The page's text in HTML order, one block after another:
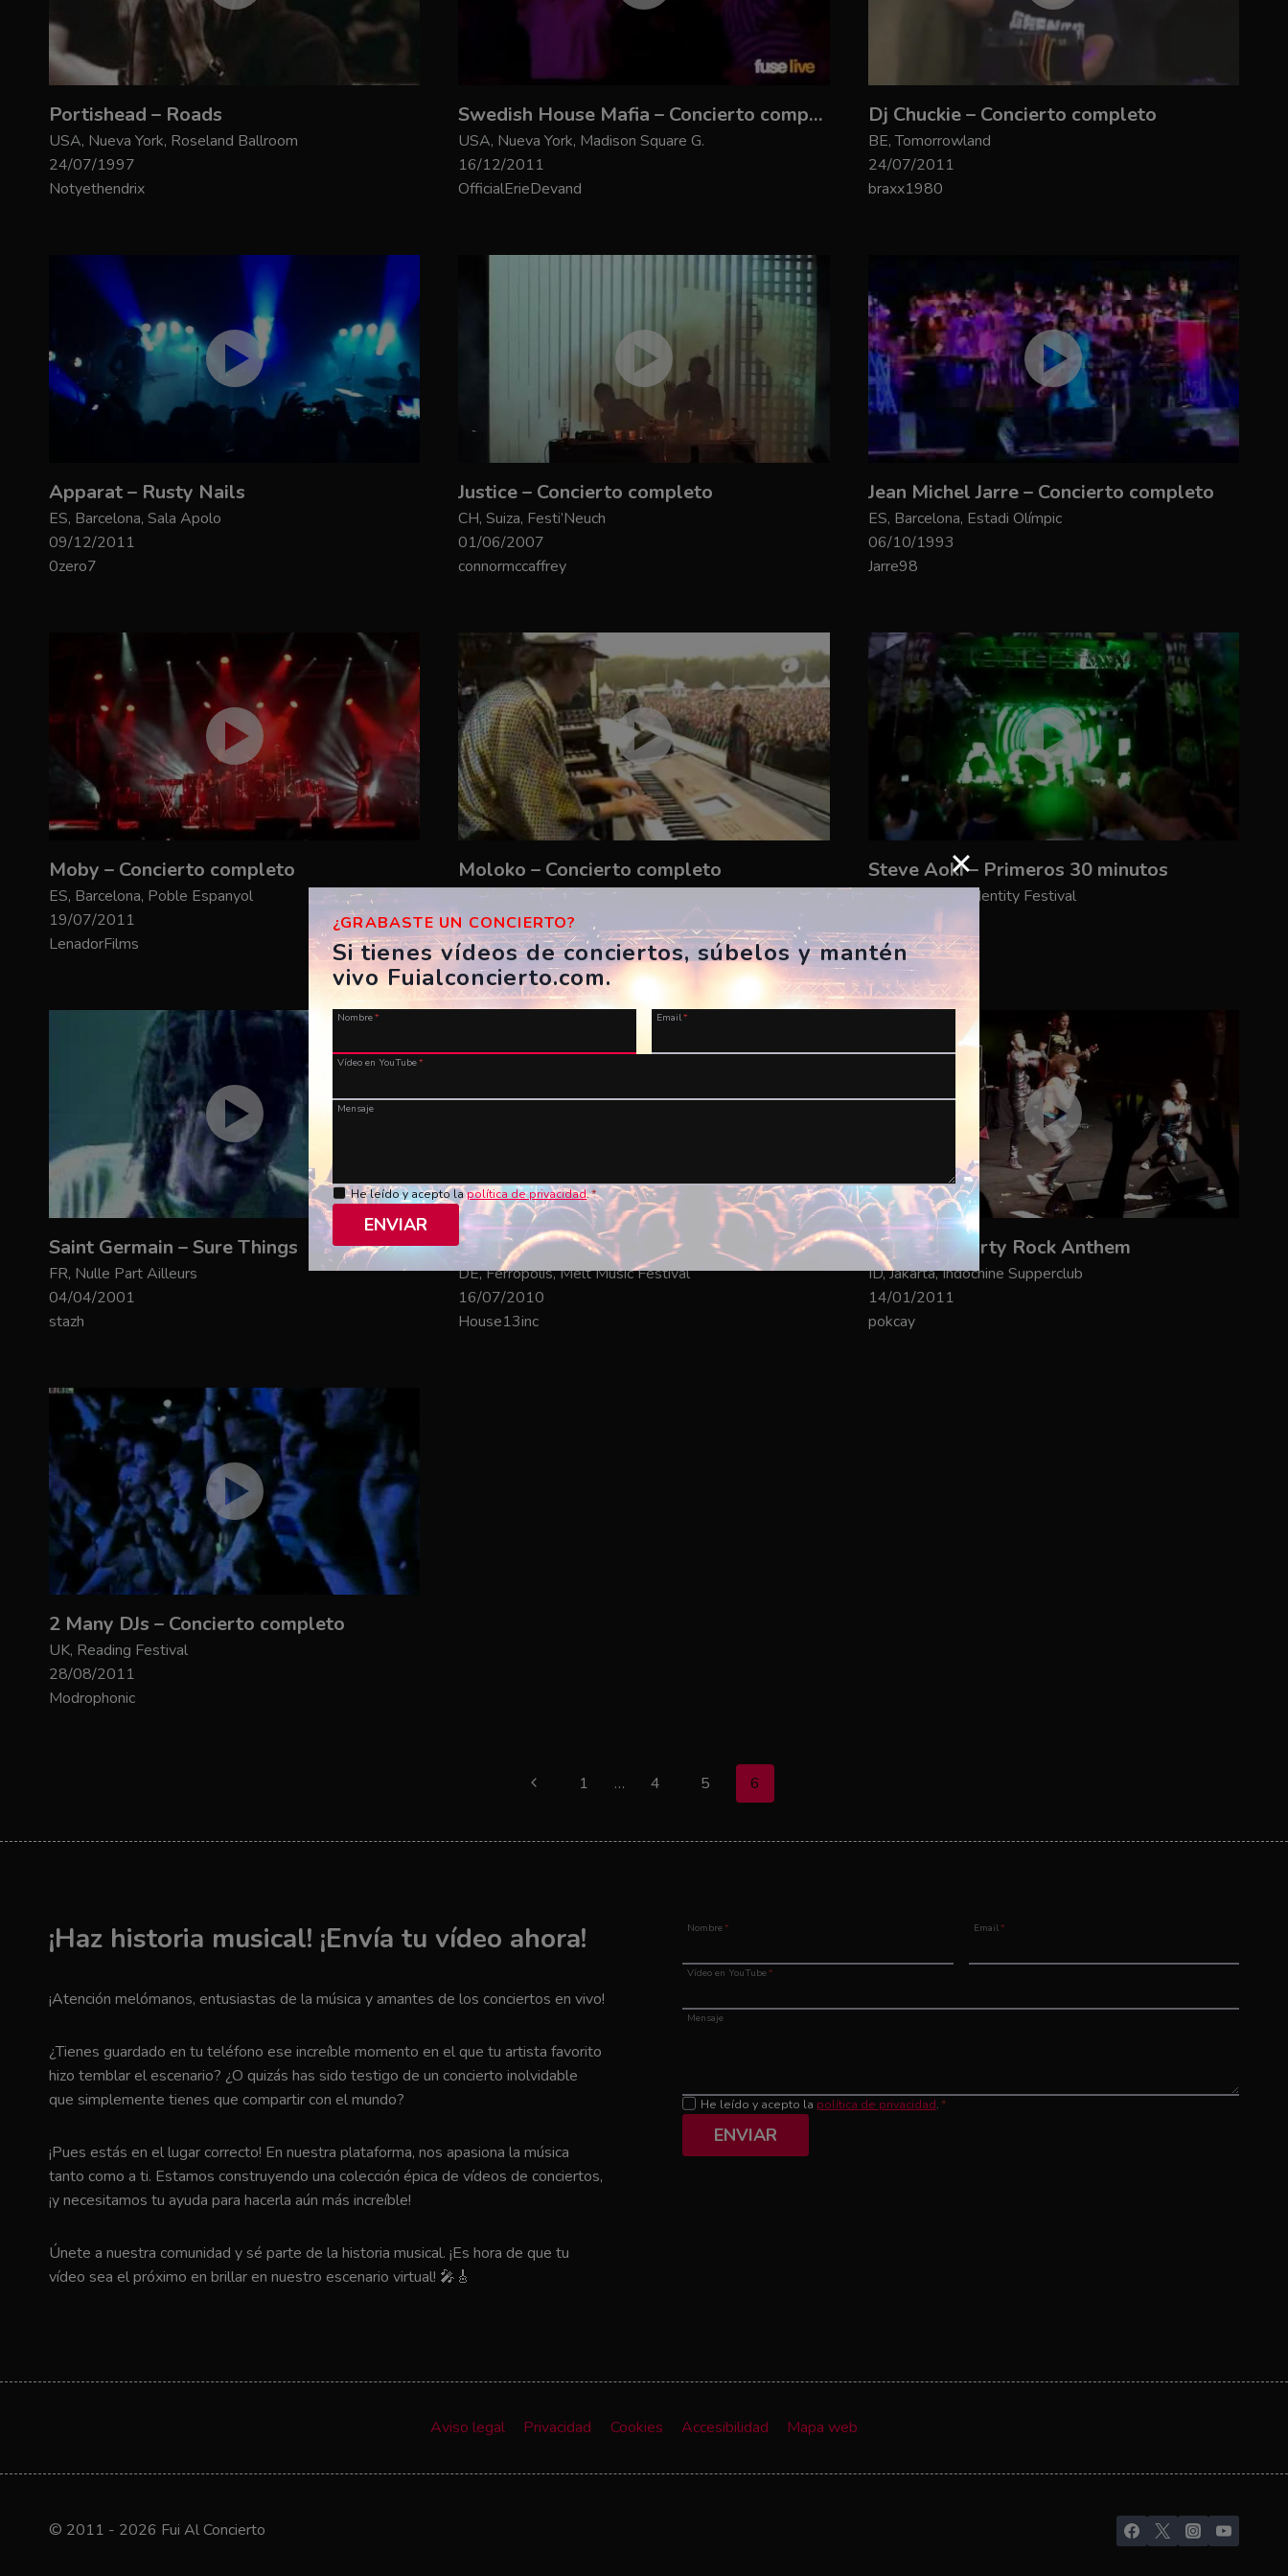
Portishead – Roads
USA, Nueva York, Roseland Ballroom
24/07/1997
Notyethendrix
Swedish House Mafia – Concierto completo
USA, Nueva York, Madison Square G.
16/12/2011
OfficialErieDevand
Dj Chuckie – Concierto completo
BE, Tomorrowland
24/07/2011
braxx1980
Apparat – Rusty Nails
ES, Barcelona, Sala Apolo
09/12/2011
0zero7
Justice – Concierto completo
CH, Suiza, Festi’Neuch
01/06/2007
connormccaffrey
Jean Michel Jarre – Concierto completo
ES, Barcelona, Estadi Olímpic
06/10/1993
Jarre98
Moby – Concierto completo
ES, Barcelona, Poble Espanyol
19/07/2011
LenadorFilms
Moloko – Concierto completo
NL, Landgraaf, Pinkpop
18/05/2004
brainphreak
Steve Aoki – Primeros 30 minutos
USA Houston, Identity Festival
27/08/2011
R0BFURY
Saint Germain – Sure Things
FR, Nulle Part Ailleurs
04/04/2001
stazh
Massive Attack – Concierto completo
DE, Ferropolis, Melt Music Festival
16/07/2010
House13inc
LMFAO – Party Rock Anthem
ID, Jakarta, Indochine Supperclub
14/01/2011
pokcay
2 Many DJs – Concierto completo
UK, Reading Festival
28/08/2011
Modrophonic
Página
1 … 4 5 6
¡Haz historia musical! ¡Envía tu vídeo ahora!
¡Atención melómanos, entusiastas de la música y amantes de los conciertos en vivo!
¿Tienes guardado en tu teléfono ese increíble momento en el que tu artista favorito
hizo temblar el escenario? ¿O quizás has sido testigo de un concierto inolvidable
que simplemente tienes que compartir con el mundo?
¡Pues estás en el lugar correcto! En nuestra plataforma, nos apasiona la música
tanto como a ti. Estamos construyendo una colección épica de vídeos de conciertos,
¡y necesitamos tu ayuda para hacerla aún más increíble!
Únete a nuestra comunidad y sé parte de la historia musical. ¡Es hora de que tu
vídeo sea el próximo en brillar en nuestro escenario virtual! 🎤🎸
Nombre* Email*
Vídeo en YouTube*
Mensaje
He leído y acepto la política de privacidad. *
ENVIAR
Aviso legal Privacidad Cookies Accesibilidad Mapa web
© 2011 - 2026 Fui Al Concierto
¿GRABASTE UN CONCIERTO?
Si tienes vídeos de conciertos, súbelos y mantén
vivo Fuialconcierto.com.
Nombre* Email*
Vídeo en YouTube*
Mensaje
He leído y acepto lapolítica de privacidad.*
ENVIAR